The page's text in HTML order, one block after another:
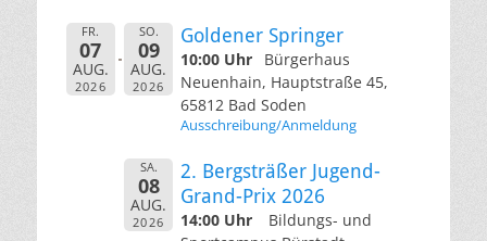
FR.
07
AUG.
2026
SO.
09
AUG.
2026
Goldener Springer
10:00 Uhr
Bürgerhaus
Neuenhain, Hauptstraße 45,
65812 Bad Soden
Ausschreibung/Anmeldung
SA.
08
AUG.
2026
2. Bergsträßer Jugend-
Grand-Prix 2026
14:00 Uhr
Bildungs- und